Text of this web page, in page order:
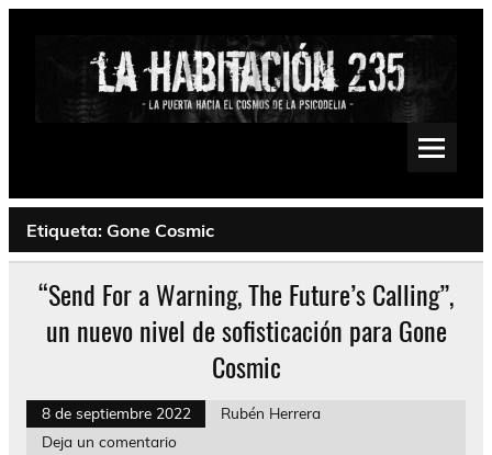
Saltar
Psychedelic, Stoner, Doom, Sludge, Fuzz, Space, Drone
Etiqueta: Gone Cosmic
“Send For a Warning, The Future’s Calling”,
un nuevo nivel de sofisticación para Gone
Cosmic
8 de septiembre 2022
Rubén Herrera
Deja un comentario